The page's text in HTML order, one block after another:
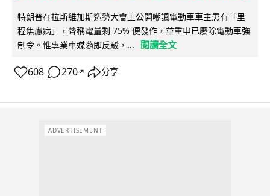
特朗普在拉斯維加斯造勢大會上公開嘲諷電動車車主患有「里
程焦慮病」，聲稱電量剩 75% 便發作，並重申已廢除電動車強
制令。惟專業車媒隨即反駁，...
閱讀全文
608 270 ↗ 分享
ADVERTISEMENT